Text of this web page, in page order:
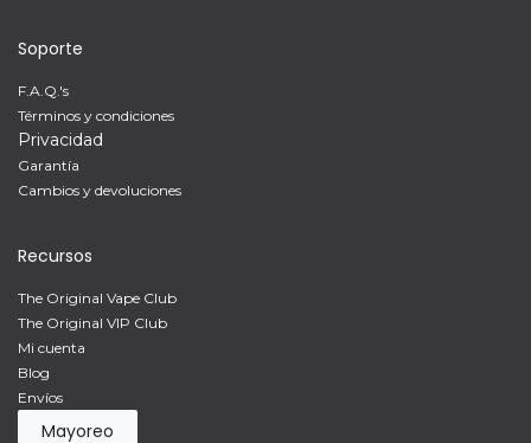
Soporte
F.A.Q.'s
Términos y condiciones
Privacidad
Garantía
Cambios y devoluciones
Recursos
The Original Vape Club
The Original VIP Club
Mi cuenta
Blog
Envíos
Mayoreo